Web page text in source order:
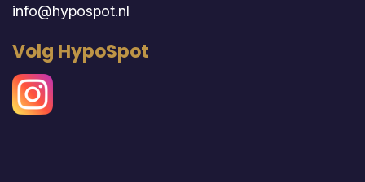
info@hypospot.nl
Volg HypoSpot